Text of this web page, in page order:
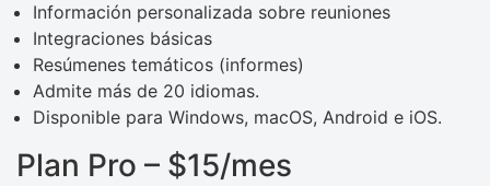
Información personalizada sobre reuniones
Integraciones básicas
Resúmenes temáticos (informes)
Admite más de 20 idiomas.
Disponible para Windows, macOS, Android e iOS.
Plan Pro – $15/mes